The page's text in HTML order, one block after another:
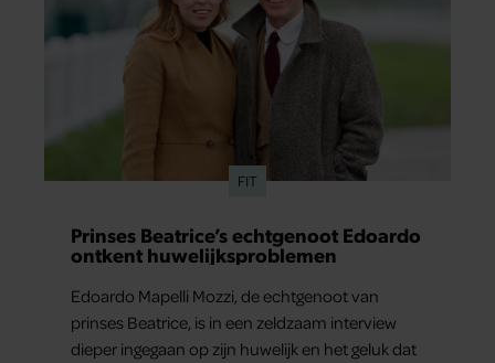
FIT
Prinses Beatrice’s echtgenoot Edoardo
ontkent huwelijksproblemen
Edoardo Mapelli Mozzi, de echtgenoot van
prinses Beatrice, is in een zeldzaam interview
dieper ingegaan op zijn huwelijk en het geluk dat